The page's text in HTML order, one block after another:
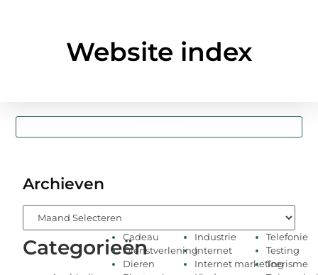
Website index
Archieven
Categorieën
Cadeau
Dienstverlening
Dieren
Industrie
Internet
Internet marketing
Telefonie
Testing
Toerisme